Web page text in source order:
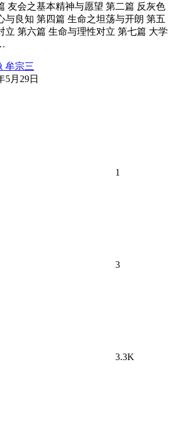
友会之基本精神与愿望 第二篇 反灰色
与良知 第四篇 生命之坦荡与开朗 第五
立 第六篇 生命与理性对立 第七篇 大学
牟宗三
5月29日
1
3
3.3K